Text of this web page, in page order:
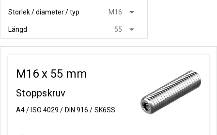
Storlek / diameter / typ M16 arrow_drop_down
Längd 55 arrow_drop_down
M16 x 55 mm
Stoppskruv
A4 / ISO 4029 / DIN 916 / SK6SS